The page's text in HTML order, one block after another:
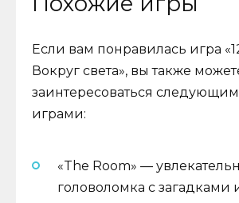
Если вам понравилась игра
Вокруг света», вы также
заинтересоваться
играми:
«The Room» —
головоломка с загадками